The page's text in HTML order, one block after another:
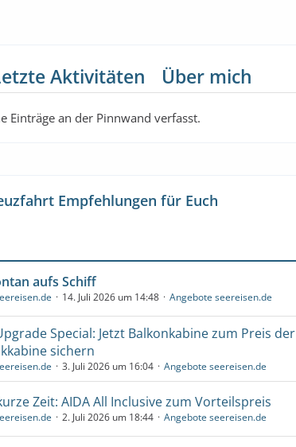
Aktivitäten Über mich
Einträge an der Pinnwand verfasst.
Empfehlungen für Euch
aufs Schiff
14. Juli 2026 um 14:48 Angebote seereisen.de
Special: Jetzt Balkonkabine zum Preis der
sichern
3. Juli 2026 um 16:04 Angebote seereisen.de
Zeit: AIDA All Inclusive zum Vorteilspreis
2. Juli 2026 um 18:44 Angebote seereisen.de